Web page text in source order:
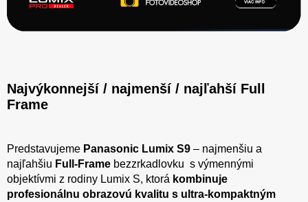
Najvýkonnejší / najmenší / najľahší Full
Frame
Predstavujeme Panasonic Lumix S9 – najmenšiu a
najľahšiu Full-Frame bezzrkadlovku s výmennými
objektívmi z rodiny Lumix S, ktorá kombinuje
profesionálnu obrazovú kvalitu s ultra-kompaktným